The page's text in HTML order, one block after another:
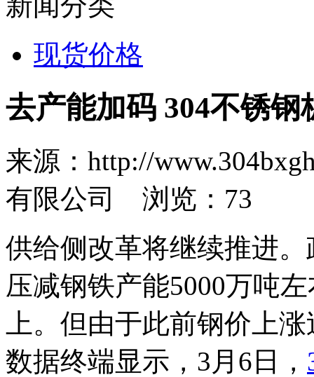
现货价格
去产能加码 304不锈
来源：http://
有限公司 浏览： 73
供给侧改革将继续推进
压减钢铁产能5000万吨
上。但由于此前钢价上
数据终端显示，3月6日，